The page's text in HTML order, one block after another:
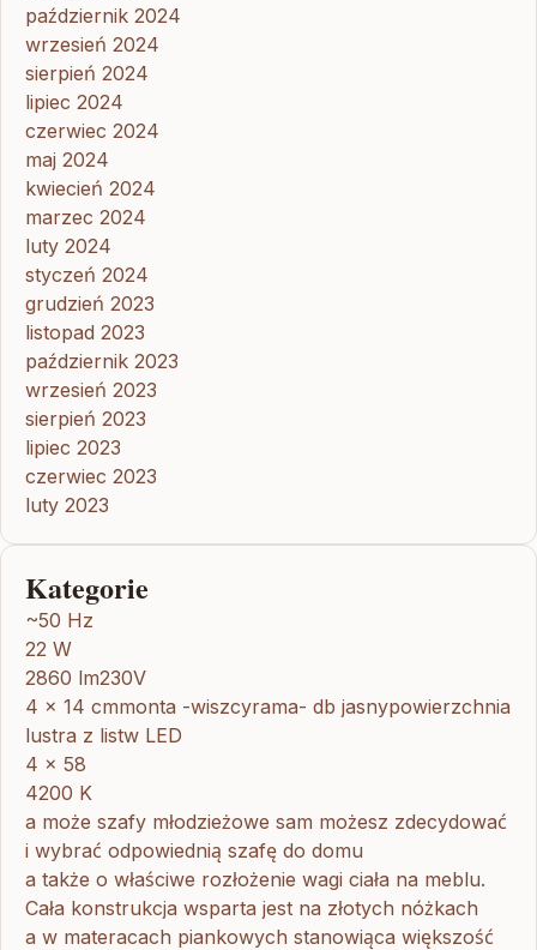
październik 2024
wrzesień 2024
sierpień 2024
lipiec 2024
czerwiec 2024
maj 2024
kwiecień 2024
marzec 2024
luty 2024
styczeń 2024
grudzień 2023
listopad 2023
październik 2023
wrzesień 2023
sierpień 2023
lipiec 2023
czerwiec 2023
luty 2023
Kategorie
~50 Hz
22 W
2860 lm230V
4 x 14 cmmonta -wiszcyrama- db jasnypowierzchnia
lustra z listw LED
4 x 58
4200 K
a może szafy młodzieżowe sam możesz zdecydować
i wybrać odpowiednią szafę do domu
a także o właściwe rozłożenie wagi ciała na meblu.
Cała konstrukcja wsparta jest na złotych nóżkach
a w materacach piankowych stanowiąca większość